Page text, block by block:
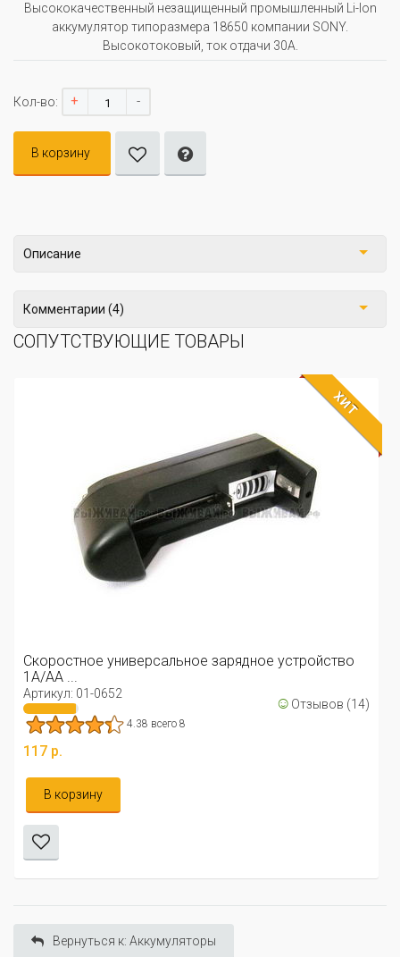
Высококачественный незащищенный промышленный Li-Ion
аккумулятор типоразмера 18650 компании SONY.
Высокотоковый, ток отдачи 30А.
Кол-во: + -
В корзину
Описание
Комментарии (4)
СОПУТСТВУЮЩИЕ ТОВАРЫ
ХИТ
Скоростное универсальное зарядное устройство
1А/AA ...
Артикул: 01-0652 ☺ Отзывов (14)
4.38 всего 8
117 р.
В корзину
Вернуться к: Аккумуляторы